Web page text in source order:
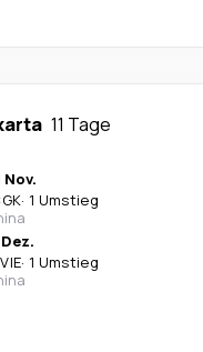
11 Tage
Nov.
· 1 Umstieg
VIE· 1 Umstieg